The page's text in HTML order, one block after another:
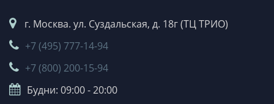
г. Москва. ул. Суздальская, д. 18г (ТЦ ТРИО)
+7 (495) 777-14-94
+7 (800) 200-15-94
Будни: 09:00 - 20:00